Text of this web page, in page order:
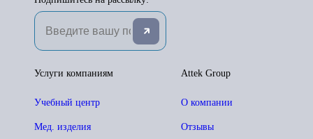
Attek Group
О компании
Отзывы
Услуги компаниям
Учебный центр
Мед. изделия